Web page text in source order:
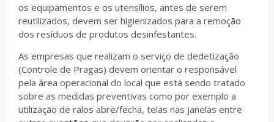
os equipamentos e os utensílios, antes de serem
reutilizados, devem ser higienizados para a remoção
dos resíduos de produtos desinfestantes.
As empresas que realizam o serviço de dedetização
(Controle de Pragas) devem orientar o responsável
pela área operacional do local que está sendo tratado
sobre as medidas preventivas como por exemplo a
utilização de ralos abre/fecha, telas nas janelas entre